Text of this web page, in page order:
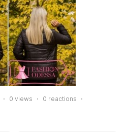
0 views 0 reactions